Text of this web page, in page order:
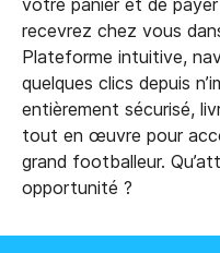
votre panier et de
recevrez chez vous
Plateforme intuitive,
quelques clics depuis
entièrement sécurisé,
tout en œuvre pour
grand footballeur.
opportunité ?